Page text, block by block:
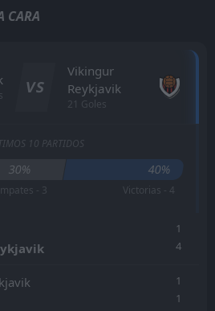
CARA
VS
Vikingur
Reykjavik
21 Goles
10 PARTIDOS
30% 40%
- 3 Victorias - 4
1
4
1
1